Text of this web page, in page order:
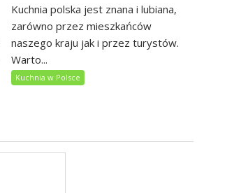
Kuchnia polska jest znana i lubiana,
zarówno przez mieszkańców
naszego kraju jak i przez turystów.
Warto...
Kuchnia w Polsce